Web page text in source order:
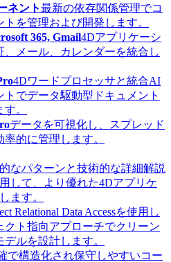
ネント最新の依存関係管理でコ
トを管理および開発します。
365, Gmail4Dアプリケーシ
、メール、カレンダーを統合し
4Dワードプロセッサと統合AI
トでデータ駆動型ドキュメント
。
データを可視化し、スプレッド
率的に管理します。
なパターンと技術的な詳細解説
して、より優れた4Dアプリケ
ます。
Relational Data Accessを使用し
クト指向アプローチでクリーン
デルを設計します。
で構造化され保守しやすいコー